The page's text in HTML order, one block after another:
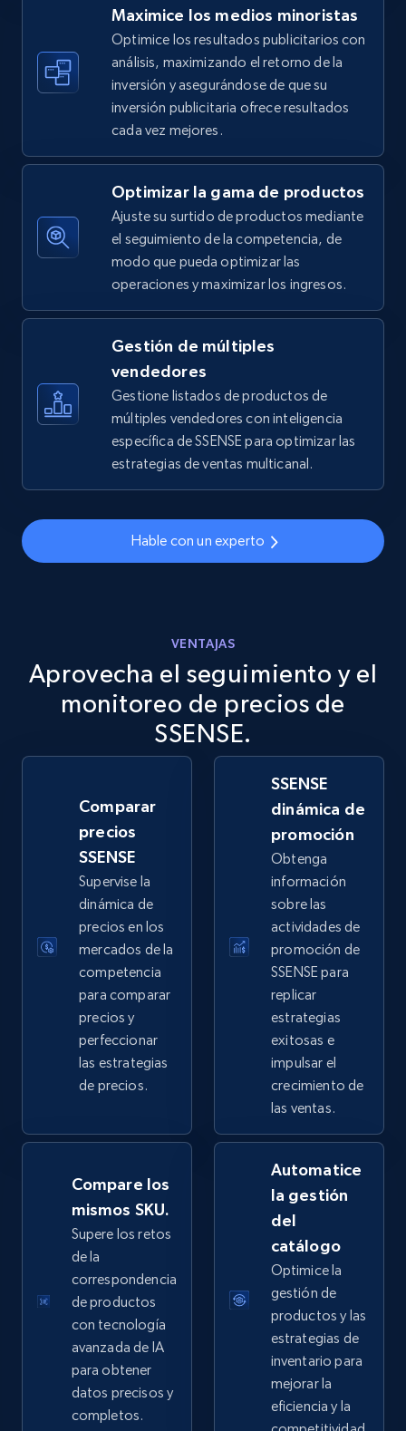
TikTok Shop - Collect TikTok shop products
by keywords search
URL, Title, Available, Description, Currency, Initial
price, Final price, Discount percent, and more.
Comenzar ahora
TikTok Shop - discover records by shop url
URL, Title, Available, Description, Currency, Initial
price, Final price, Discount percent, and more.
668+ Comenzar ahora
eBay
URL, Product id, Title, Seller name, Seller rating,
Seller reviews, Breadcrumbs, Root category, and
Comenzar ahora
eBay - Gather data on products using
specified keywords
URL, Product id, Title, Seller name, Seller rating,
Seller reviews, Breadcrumbs, Root category, and
2.5K+ Comenzar ahora
eBay - Collect products from shops on eBay
URL, Product id, Title, Seller name, Seller rating,
Seller reviews, Breadcrumbs, Root category, and
2.5K+ 359+ Comenzar ahora
eBay - Collect records by category
URL, Product id, Title, Seller name, Seller rating,
Seller reviews, Breadcrumbs, Root category, and
more.
2.5K+ Comenzar ahora
Maximice los medios minoristas
Optimice los resultados publicitarios con
análisis, maximizando el retorno de la
inversión y asegurándose de que su
inversión publicitaria ofrece resultados
cada vez mejores.
Optimizar la gama de productos
Ajuste su surtido de productos mediante
el seguimiento de la competencia, de
modo que pueda optimizar las
operaciones y maximizar los ingresos.
Gestión de múltiples
vendedores
Gestione listados de productos de
múltiples vendedores con inteligencia
específica de SSENSE para optimizar las
estrategias de ventas multicanal.
Hable con un experto
VENTAJAS
Aprovecha el seguimiento y el
monitoreo de precios de
SSENSE.
Comparar
precios
SSENSE
Supervise la
dinámica de
precios en los
mercados de la
competencia
para comparar
precios y
perfeccionar
las estrategias
de precios.
SSENSE
dinámica de
promoción
Obtenga
información
sobre las
actividades de
promoción de
SSENSE para
replicar
estrategias
exitosas e
impulsar el
crecimiento de
las ventas.
Compare los
mismos SKU.
Supere los retos
de la
correspondencia
de productos
con tecnología
avanzada de IA
para obtener
datos precisos y
completos.
Automatice
la gestión
del
catálogo
Optimice la
gestión de
productos y las
estrategias de
inventario para
mejorar la
eficiencia y la